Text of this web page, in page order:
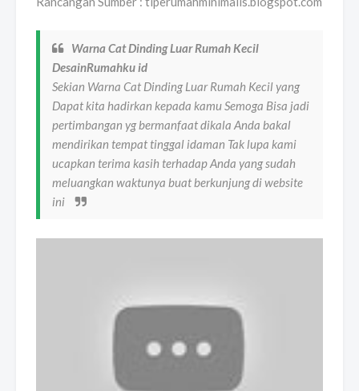
Warna Cat Dinding Luar Rumah Kecil
DesainRumahku id
Sekian Warna Cat Dinding Luar Rumah Kecil yang
Dapat kita hadirkan kepada kamu Semoga Bisa jadi
pertimbangan yg bermanfaat dikala Anda bakal
mendirikan tempat tinggal idaman Tak lupa kami
ucapkan terima kasih terhadap Anda yang sudah
meluangkan waktunya buat berkunjung di website
ini